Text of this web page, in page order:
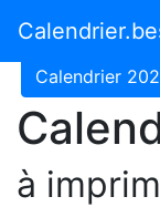
Calendrier
Calendrier
à